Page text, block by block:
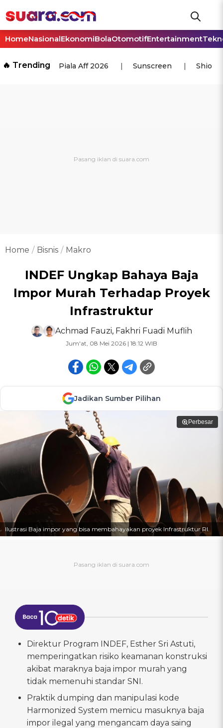
HomeNasionalEkonomiBolaOtomotifEntertainment
🔥 Trending Piala Aff 2026 Sunscreen Shio
Home Bisnis Makro
INDEF Ungkap Bahaya Baja
Impor Murah Terhadap Proyek
Infrastruktur
Achmad Fauzi, Fakhri Fuadi Muflih
Jum'at, 08 Mei 2026 | 18:12 WIB
Jadikan Sumber Pilihan
Perbesar
Ilustrasi Baja impor yang bisa membahayakan proyek Infrastruktur RI.
Direktur Program INDEF, Esther Sri Astuti,
memperingatkan risiko keamanan konstruksi
akibat maraknya baja impor murah yang
tidak memenuhi standar SNI.
Praktik dumping dan manipulasi kode
Harmonized System memicu masuknya baja
impor ilegal yang mengancam daya saing